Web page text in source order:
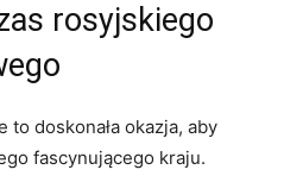
rosyjskiego
‌doskonała okazja, aby
fascynującego‌ kraju.